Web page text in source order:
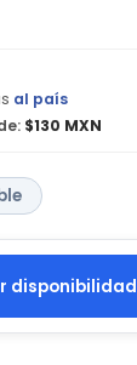
al país
$130 MXN
disponibilidad